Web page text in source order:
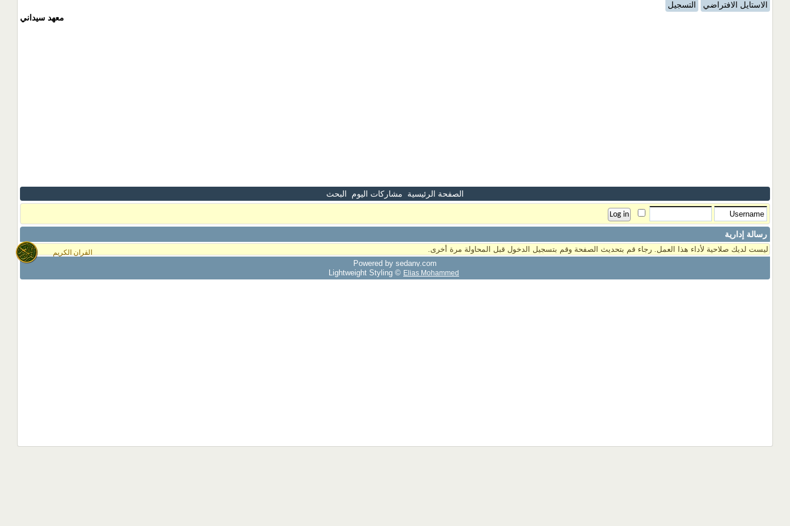
القران الكريم
الاستايل الافتراضي
التسجيل
معهد سيداني
الصفحة الرئيسية مشاركات اليوم البحث
رسالة إدارية
ليست لديك صلاحية لأداء هذا العمل. رجاء قم بتحديث الصفحة وقم بتسجيل الدخول قبل المحاولة مرة أخرى.
Powered by sedany.com
Lightweight Styling © Elias Mohammed